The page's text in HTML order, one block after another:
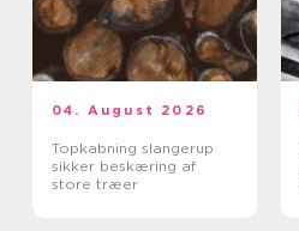
04. August 2026
Topkabning slangerup
sikker beskæring af
store træer